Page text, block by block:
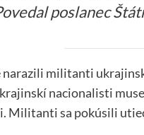
poslanec
narazili militanti
nacionalisti
Militanti sa pokúsili